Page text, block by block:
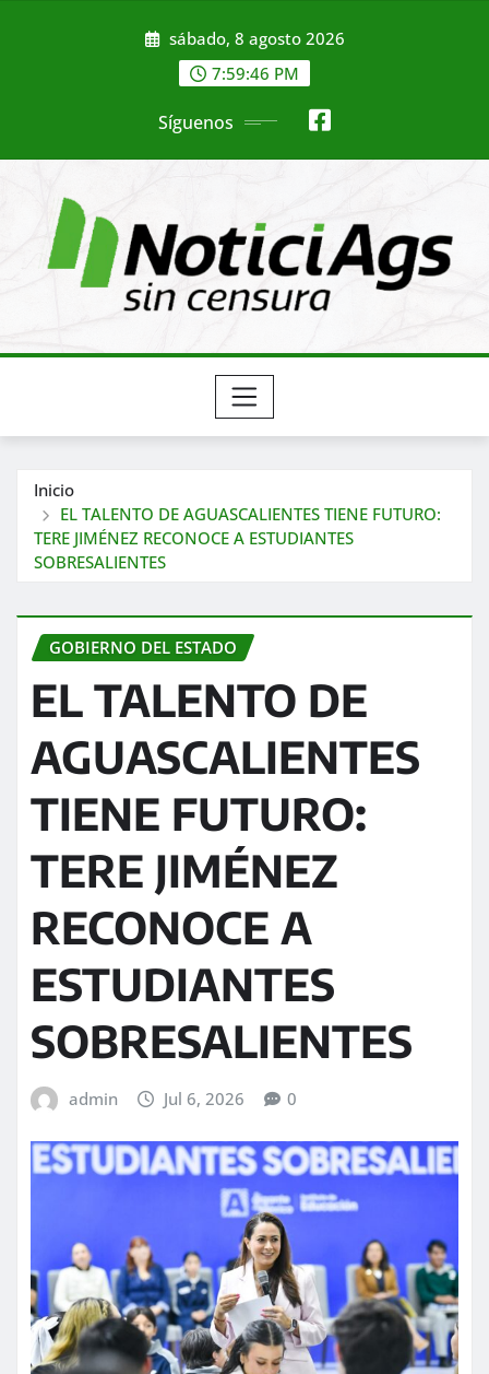
sábado, 8 agosto 2026
7:59:48 PM
Síguenos
Inicio
EL TALENTO DE AGUASCALIENTES TIENE FUTURO:
TERE JIMÉNEZ RECONOCE A ESTUDIANTES
SOBRESALIENTES
GOBIERNO DEL ESTADO
EL TALENTO DE
AGUASCALIENTES
TIENE FUTURO:
TERE JIMÉNEZ
RECONOCE A
ESTUDIANTES
SOBRESALIENTES
admin Jul 6, 2026 0